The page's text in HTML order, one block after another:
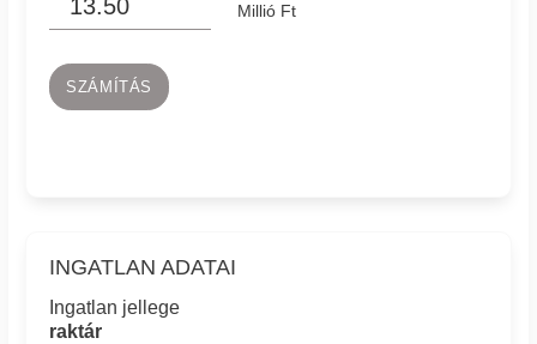
Millió Ft
SZÁMÍTÁS
INGATLAN ADATAI
Ingatlan jellege
raktár